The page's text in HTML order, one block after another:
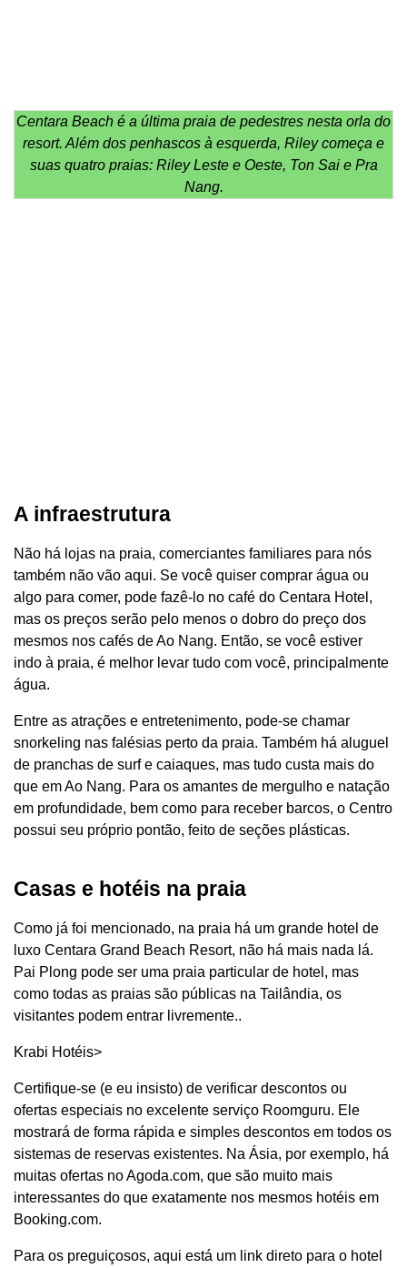
Centara Beach é a última praia de pedestres nesta orla do
resort. Além dos penhascos à esquerda, Riley começa e
suas quatro praias: Riley Leste e Oeste, Ton Sai e Pra
Nang.
A infraestrutura
Não há lojas na praia, comerciantes familiares para nós
também não vão aqui. Se você quiser comprar água ou
algo para comer, pode fazê-lo no café do Centara Hotel,
mas os preços serão pelo menos o dobro do preço dos
mesmos nos cafés de Ao Nang. Então, se você estiver
indo à praia, é melhor levar tudo com você, principalmente
água.
Entre as atrações e entretenimento, pode-se chamar
snorkeling nas falésias perto da praia. Também há aluguel
de pranchas de surf e caiaques, mas tudo custa mais do
que em Ao Nang. Para os amantes de mergulho e natação
em profundidade, bem como para receber barcos, o Centro
possui seu próprio pontão, feito de seções plásticas.
Casas e hotéis na praia
Como já foi mencionado, na praia há um grande hotel de
luxo Centara Grand Beach Resort, não há mais nada lá.
Pai Plong pode ser uma praia particular de hotel, mas
como todas as praias são públicas na Tailândia, os
visitantes podem entrar livremente..
Krabi Hotéis>
Certifique-se (e eu insisto) de verificar descontos ou
ofertas especiais no excelente serviço Roomguru. Ele
mostrará de forma rápida e simples descontos em todos os
sistemas de reservas existentes. Na Ásia, por exemplo, há
muitas ofertas no Agoda.com, que são muito mais
interessantes do que exatamente nos mesmos hotéis em
Booking.com.
Para os preguiçosos, aqui está um link direto para o hotel